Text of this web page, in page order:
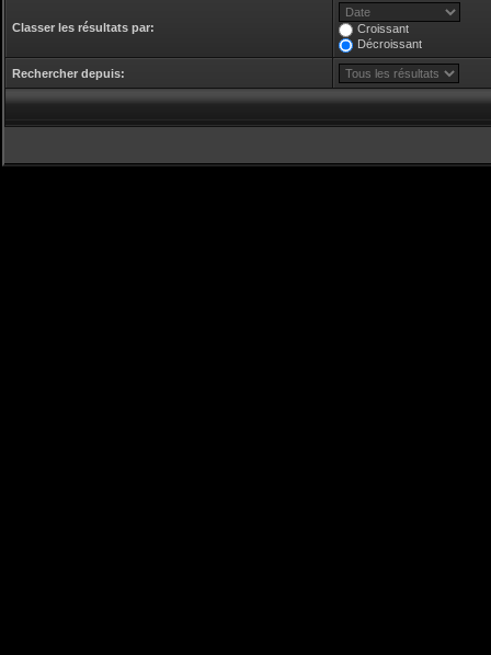
Classer les résultats par:
Croissant
Décroissant
Rechercher depuis: